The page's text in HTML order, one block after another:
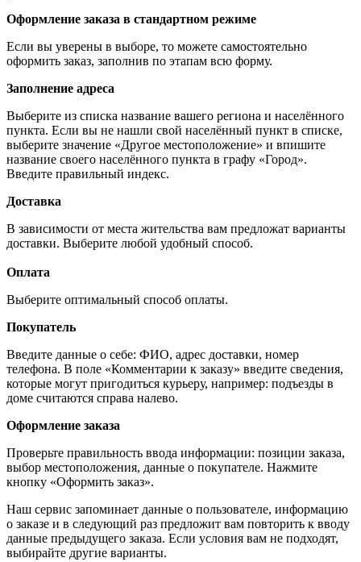
Оформление заказа в стандартном режиме
Если вы уверены в выборе, то можете самостоятельно
оформить заказ, заполнив по этапам всю форму.
Заполнение адреса
Выберите из списка название вашего региона и населённого
пункта. Если вы не нашли свой населённый пункт в списке,
выберите значение «Другое местоположение» и впишите
название своего населённого пункта в графу «Город».
Введите правильный индекс.
Доставка
В зависимости от места жительства вам предложат варианты
доставки. Выберите любой удобный способ.
Оплата
Выберите оптимальный способ оплаты.
Покупатель
Введите данные о себе: ФИО, адрес доставки, номер
телефона. В поле «Комментарии к заказу» введите сведения,
которые могут пригодиться курьеру, например: подъезды в
доме считаются справа налево.
Оформление заказа
Проверьте правильность ввода информации: позиции заказа,
выбор местоположения, данные о покупателе. Нажмите
кнопку «Оформить заказ».
Наш сервис запоминает данные о пользователе, информацию
о заказе и в следующий раз предложит вам повторить к вводу
данные предыдущего заказа. Если условия вам не подходят,
выбирайте другие варианты.